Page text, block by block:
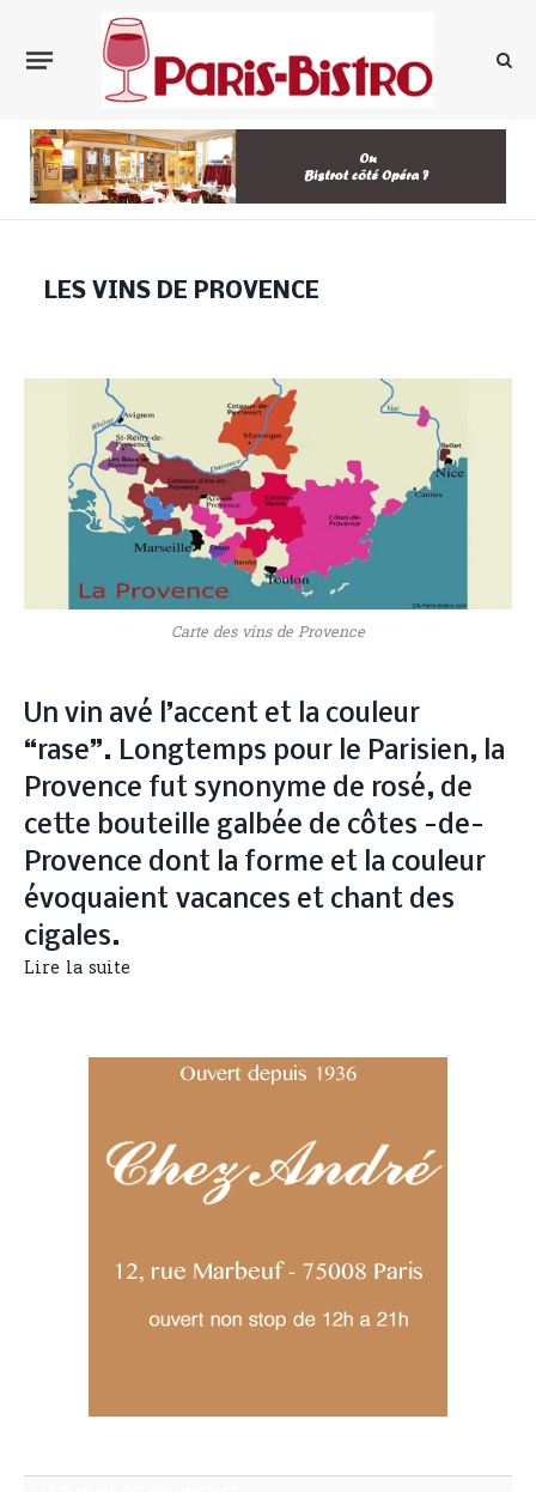
LES VINS DE PROVENCE
Carte des vins de Provence
Un vin avé l’accent et la couleur
“rase”. Longtemps pour le Parisien, la
Provence fut synonyme de rosé, de
cette bouteille galbée de côtes -de-
Provence dont la forme et la couleur
évoquaient vacances et chant des
cigales.
Lire la suite